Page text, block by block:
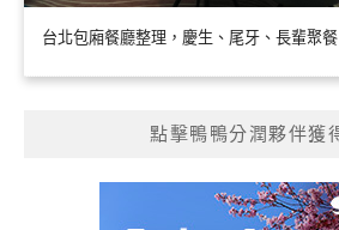
台北包廂餐廳整理，慶生、尾牙、長輩聚
點擊鴨鴨分潤夥伴獲